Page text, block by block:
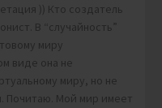
)) Кто создатель
В “случайность”
миру
виде она не
миру, но не
Почитаю. Мой мир имеет